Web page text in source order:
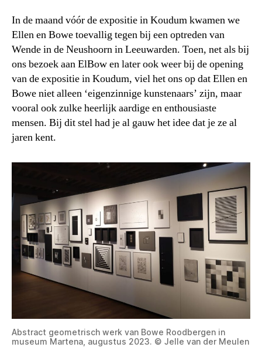
In de maand vóór de expositie in Koudum kwamen we
Ellen en Bowe toevallig tegen bij een optreden van
Wende in de Neushoorn in Leeuwarden. Toen, net als bij
ons bezoek aan ElBow en later ook weer bij de opening
van de expositie in Koudum, viel het ons op dat Ellen en
Bowe niet alleen ‘eigenzinnige kunstenaars’ zijn, maar
vooral ook zulke heerlijk aardige en enthousiaste
mensen. Bij dit stel had je al gauw het idee dat je ze al
jaren kent.
Abstract geometrisch werk van Bowe Roodbergen in
museum Martena, augustus 2023. © Jelle van der Meulen